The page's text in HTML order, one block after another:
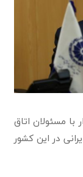
با مسئولان اتاق
در این کشور